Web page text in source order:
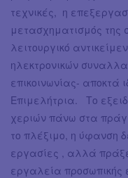
τεχνικές, η
μετασχηματισμός της
λειτουργικό
ηλεκτρονικών
επικοινωνίας- αποκτά
Επιμελήτρια. Το
χεριών πάνω στα
το πλέξιμο, η ύφανση
εργασίες , αλλά
εργαλεία προσωπικής